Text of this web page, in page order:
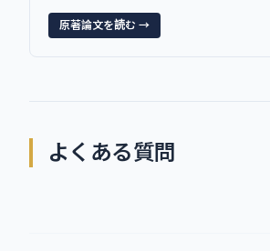
原著論文を読む →
よくある質問